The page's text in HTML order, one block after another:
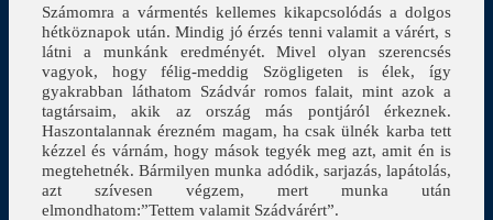
Számomra a vármentés kellemes kikapcsolódás a dolgos
hétköznapok után. Mindig jó érzés tenni valamit a várért, s
látni a munkánk eredményét. Mivel olyan szerencsés
vagyok, hogy félig-meddig Szögligeten is élek, így
gyakrabban láthatom Szádvár romos falait, mint azok a
tagtársaim, akik az ország más pontjáról érkeznek.
Haszontalannak érezném magam, ha csak ülnék karba tett
kézzel és várnám, hogy mások tegyék meg azt, amit én is
megtehetnék. Bármilyen munka adódik, sarjazás, lapátolás,
azt szívesen végzem, mert munka után
elmondhatom:”Tettem valamit Szádvárért”.